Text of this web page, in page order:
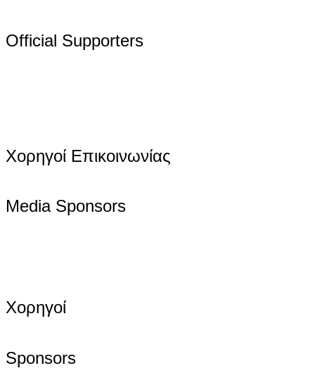
Official Supporters
Χορηγοί Επικοινωνίας
Media Sponsors
Χορηγοί
Sponsors